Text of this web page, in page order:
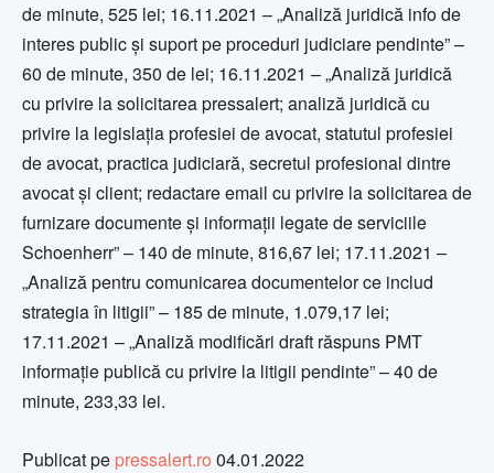
de minute, 525 lei; 16.11.2021 – „Analiză juridică info de
interes public și suport pe proceduri judiciare pendinte” –
60 de minute, 350 de lei; 16.11.2021 – „Analiză juridică
cu privire la solicitarea pressalert; analiză juridică cu
privire la legislația profesiei de avocat, statutul profesiei
de avocat, practica judiciară, secretul profesional dintre
avocat și client; redactare email cu privire la solicitarea de
furnizare documente și informații legate de serviciile
Schoenherr” – 140 de minute, 816,67 lei; 17.11.2021 –
„Analiză pentru comunicarea documentelor ce includ
strategia în litigii” – 185 de minute, 1.079,17 lei;
17.11.2021 – „Analiză modificări draft răspuns PMT
informație publică cu privire la litigii pendinte” – 40 de
minute, 233,33 lei.
Publicat pe pressalert.ro 04.01.2022